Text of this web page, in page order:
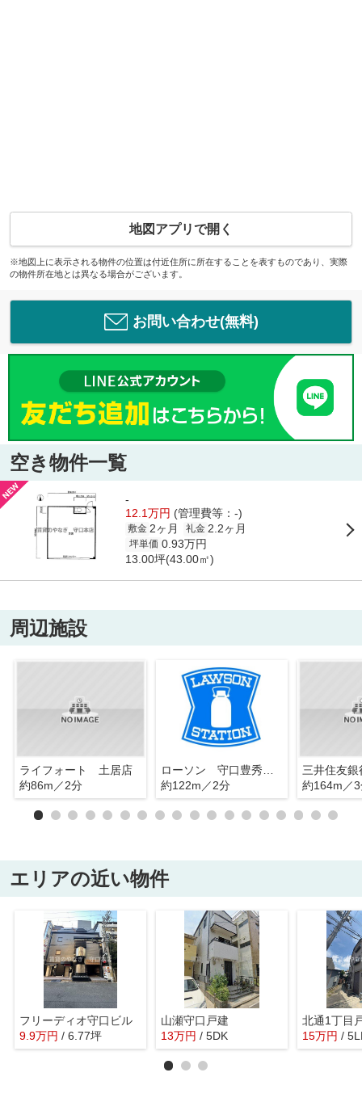
地図アプリで開く
※地図上に表示される物件の位置は付近住所に所在することを表すものであり、実際
の物件所在地とは異なる場合がございます。
お問い合わせ(無料)
空き物件一覧
-
12.1万円 (管理費等：-)
敷金 2ヶ月 礼金 2.2ヶ月
坪単価 0.93万円
13.00坪(43.00㎡)
周辺施設
ライフォート 土居店
約86m／2分
約122m／2分
三井住友
約164m／
エリアの近い物件
フリーディオ守口ビル
9.9万円 / 6.77坪
山瀬守口戸建
13万円 / 5DK
北通1丁目
15万円 /